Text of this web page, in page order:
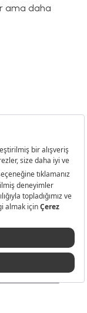
ile üretilmiştir.